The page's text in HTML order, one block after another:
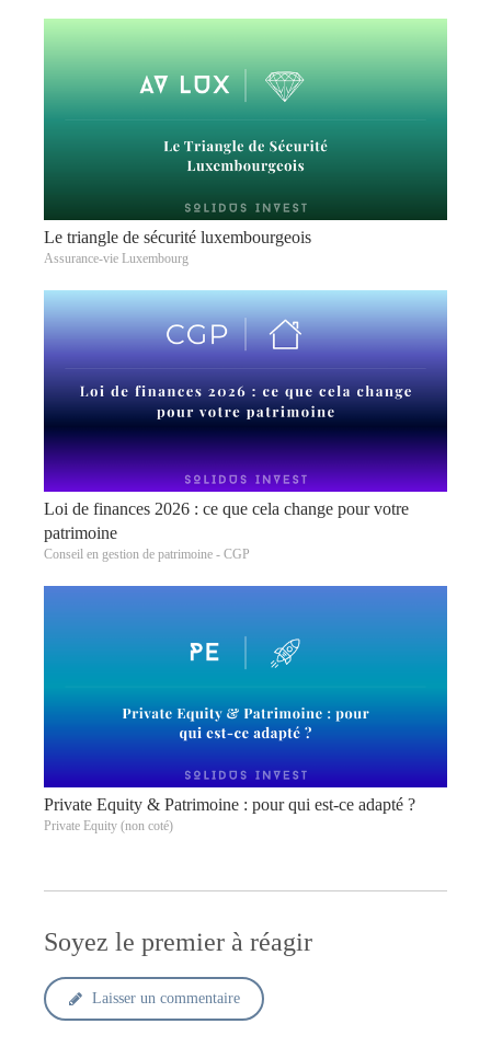
Le triangle de sécurité luxembourgeois
Assurance-vie Luxembourg
Loi de finances 2026 : ce que cela change pour votre
patrimoine
Conseil en gestion de patrimoine - CGP
Private Equity & Patrimoine : pour qui est-ce adapté ?
Private Equity (non coté)
Soyez le premier à réagir
Laisser un commentaire